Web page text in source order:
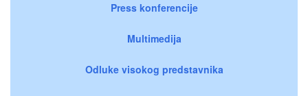
Press konferencije
Multimedija
Odluke visokog predstavnika